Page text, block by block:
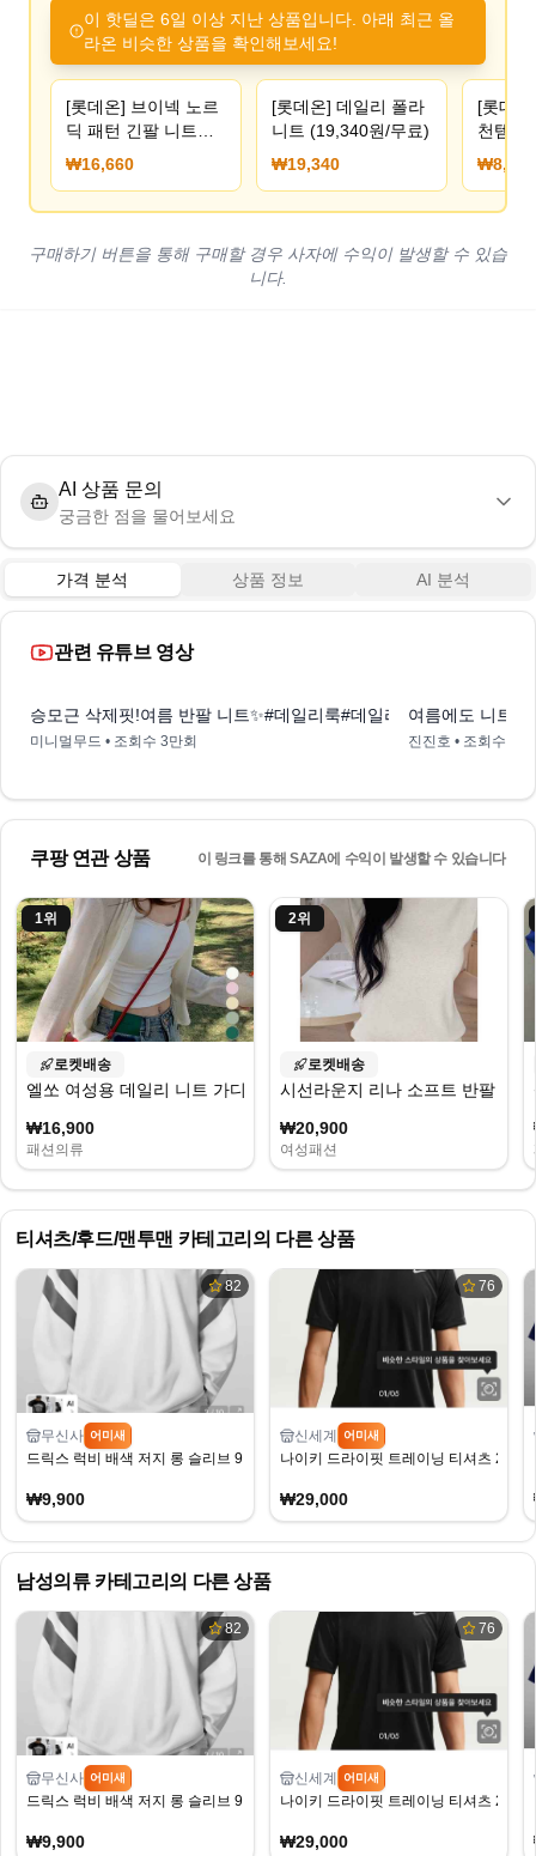
이 핫딜은 6일 이상 지난 상품입니다. 아래 최근 올
라온 비슷한 상품을 확인해보세요!
[롯데온] 브이넥 노르
딕 패턴 긴팔 니트
(16,660원/무료)
₩16,660
[롯데온] 데일리 폴라
니트 (19,340원/무료)
₩19,340
[롯데
천템
반팔티
₩8,970
구매하기 버튼을 통해 구매할 경우 사자에 수익이 발생할 수 있습
니다.
AI 상품 문의
궁금한 점을 물어보세요
가격 분석 상품 정보 AI 분석
관련 유튜브 영상
승모근 삭제핏!여름 반팔 니트✨#데일리룩#데일리룩코디
미니멀무드 • 조회수 3만회
여름에도 니트
진진호 • 조회수
쿠팡 연관 상품 이 링크를 통해 SAZA에 수익이 발생할 수 있습니다
1위
로켓배송
엘쏘 여성용 데일리 니트 가디건
₩16,900
패션의류
2위
로켓배송
시선라운지 리나 소프트 반팔 니
₩20,900
여성패션
티셔츠/후드/맨투맨 카테고리의 다른 상품
82
무신사 어미새
드릭스 럭비 배색 저지 롱 슬리브 9,900원
₩9,900
76
신세계 어미새
나이키 드라이핏 트레이닝 티셔츠 2장
₩29,000
남성의류카테고리의 다른 상품
82
무신사 어미새
드릭스 럭비 배색 저지 롱 슬리브 9,900원
₩9,900
76
신세계 어미새
나이키 드라이핏 트레이닝 티셔츠 2장
₩29,000